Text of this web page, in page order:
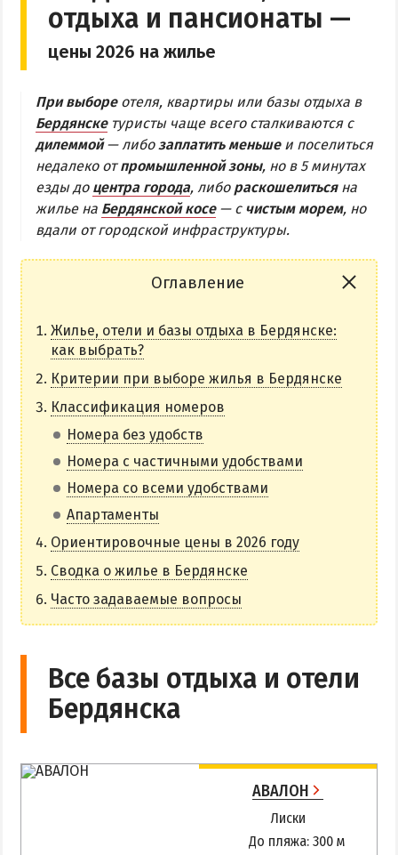
Бердянская коса
Ближняя коса
Средняя коса
Дальняя коса
АЗМОЛ
КУРОРТ
ЛИСКИ
МАКОРТЫ
НАГОРНАЯ ЧАСТЬ
ПЕСКИ
СЛОБОДКА
ЧАСТНЫЙ СЕКТОР
АЗОВСКОЕ (ЛУНАЧАРСКОЕ)
НОВОПЕТРОВКА
ЛЕЧЕНИЕ И БАЛЬНЕОТЕРАПИЯ
Санатории
История курорта
РАЗВЛЕЧЕНИЯ
отдыха и пансионаты —
цены 2026 на жилье
При выбореотеля, квартиры или базы отдыха в
Бердянскетуристы чаще всего сталкиваются с
дилеммой— либозаплатить меньшеи поселиться
недалеко отпромышленной зоны, но в 5 минутах
езды до центра города, либо раскошелитьсяна
жилье на Бердянской косе— с чистым морем, но
вдали от городской инфраструктуры.
Оглавление
Жилье, отели и базы отдыха в Бердянске:
как выбрать?
Критерии при выборе жилья в Бердянске
Классификация номеров
Номера без удобств
Номера с частичными удобствами
Номера со всеми удобствами
Апартаменты
Ориентировочные цены в 2026 году
Сводка о жилье в Бердянске
Часто задаваемые вопросы
Все базы отдыха и отели
Бердянска
АВАЛОН
Лиски
До пляжа: 300 м